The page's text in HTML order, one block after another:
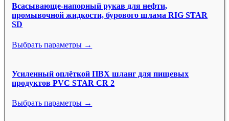
Всасывающе-напорный рукав для нефти,
промывочной жидкости, бурового шлама RIG STAR
SD
Выбрать параметры →
Усиленный оплёткой ПВХ шланг для пищевых
продуктов PVC STAR CR 2
Выбрать параметры →